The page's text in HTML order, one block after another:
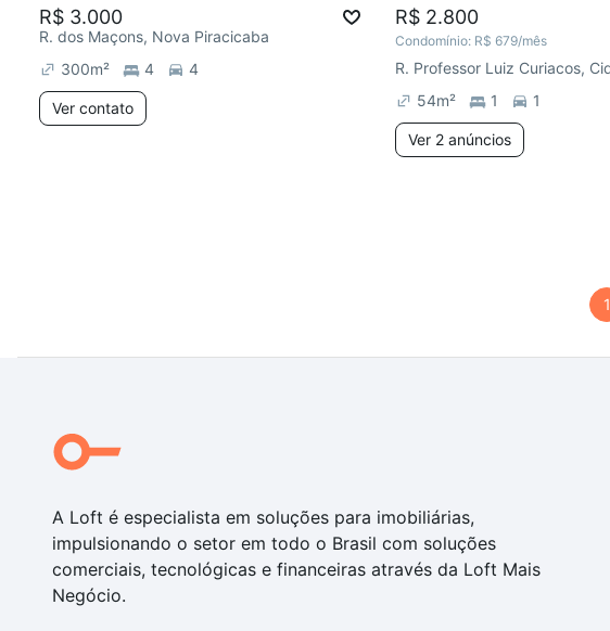
R$ 3.000
R. dos Maçons, Nova Piracicaba
300m² 4 4
Ver contato
R$ 2.800
Condomínio: R$ 679/mês
54m² 1 1
Ver 2 anúncios
1
A Loft é especialista em soluções para imobiliárias,
impulsionando o setor em todo o Brasil com soluções
comerciais, tecnológicas e financeiras através da Loft Mais
Negócio.